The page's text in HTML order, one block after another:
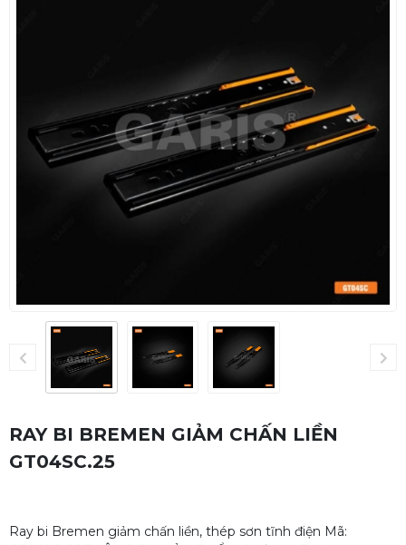
RAY BI BREMEN GIẢM CHẤN LIỀN
GT04SC.25
Ray bi Bremen giảm chấn liền, thép sơn tĩnh điện Mã: